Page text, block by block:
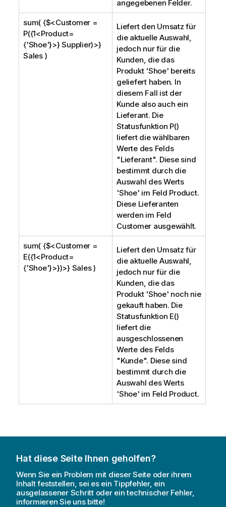
angegebenen Felder.
sum( {$<Customer =
P({1<Product=
{'Shoe'}>} Supplier)>}
Sales )
Liefert den Umsatz für
die aktuelle Auswahl,
jedoch nur für die
Kunden, die das
Produkt 'Shoe' bereits
geliefert haben. In
diesem Fall ist der
Kunde also auch ein
Lieferant. Die
Statusfunktion P()
liefert die wählbaren
Werte des Felds
"Lieferant". Diese sind
bestimmt durch die
Auswahl des Werts
'Shoe' im Feld Product.
Diese Lieferanten
werden im Feld
Customer ausgewählt.
sum( {$<Customer =
E({1<Product=
{'Shoe'}>})>} Sales )
Liefert den Umsatz für
die aktuelle Auswahl,
jedoch nur für die
Kunden, die das
Produkt 'Shoe' noch nie
gekauft haben. Die
Statusfunktion E()
liefert die
ausgeschlossenen
Werte des Felds
"Kunde". Diese sind
bestimmt durch die
Auswahl des Werts
'Shoe' im Feld Product.
Hat diese Seite Ihnen geholfen?
Wenn Sie ein Problem mit dieser Seite oder ihrem
Inhalt feststellen, sei es ein Tippfehler, ein
ausgelassener Schritt oder ein technischer Fehler,
informieren Sie uns bitte!